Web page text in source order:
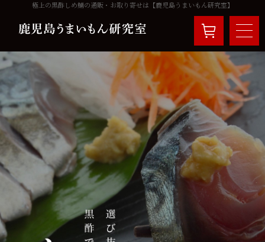
極上の黒酢しめ鯖の通販・お取り寄せは【鹿児島うまいもん研究室】
ホーム
しめ鯖
飲食店の方へ
アレンジレシピ
お客様の声
よくある質問